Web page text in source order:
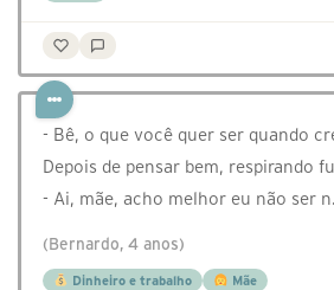
- Bê, o que você quer ser quando
Depois de pensar bem, respirando
- Ai, mãe, acho melhor eu não ser
(Bernardo, 4 anos)
Dinheiro e trabalho Mãe